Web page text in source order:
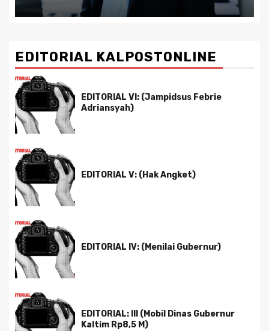
EDITORIAL KALPOSTONLINE
EDITORIAL VI: (Jampidsus Febrie
Adriansyah)
EDITORIAL V: (Hak Angket)
EDITORIAL IV: (Menilai Gubernur)
EDITORIAL: III (Mobil Dinas Gubernur
Kaltim Rp8,5 M)